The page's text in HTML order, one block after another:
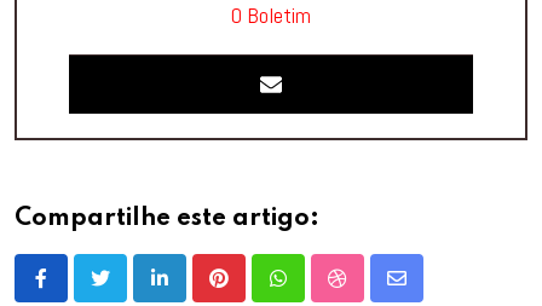
O Boletim
Compartilhe este artigo:
LinkedInPinterestWhatsappStumbleUpon
Share